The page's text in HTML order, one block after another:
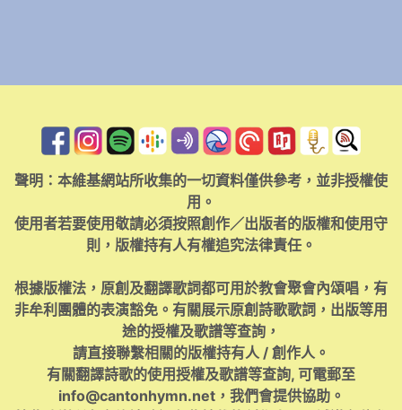
聲明：本維基網站所收集的一切資料僅供參考，並非授權使
用。
使用者若要使用敬請必須按照創作／出版者的版權和使用守
則，版權持有人有權追究法律責任。
根據版權法，原創及翻譯歌詞都可用於教會聚會內頌唱，有
非牟利團體的表演豁免。有關展示原創詩歌歌詞，出版等用
途的授權及歌譜等查詢，
請直接聯繫相關的版權持有人 / 創作人。
有關翻譯詩歌的使用授權及歌譜等查詢, 可電郵至
info@cantonhymn.net，我們會提供協助。